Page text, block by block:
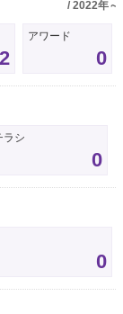
/ 2022年～
2
アワード
0
ラシ
0
0